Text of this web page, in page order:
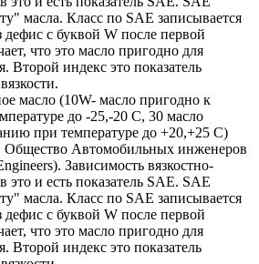
масла. Класс по SAE записывается
дефис с буквой W после первой
что это масло пригодно для
Второй индекс это показатель
масло (10W- масло пригодно к
до -25,-20 С, 30 масло
при температуре до +20,+25 С)
Общество Автомобильных инженеров
Зависимость вязкостно-
это и есть показатель SAE. SAE
масла. Класс по SAE записывается
дефис с буквой W после первой
что это масло пригодно для
Второй индекс это показатель